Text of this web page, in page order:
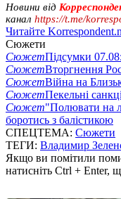
Новини від
канал https://t.me/
Читайте
Сюжети
СюжетПідсумки
СюжетВторгнення
СюжетВійна на
СюжетПекельні
Сюжет"Полювати на
боротись з балістикою
СПЕЦТЕМА: Сюжети
ТЕГИ: Владимир
Якщо ви помітили
натисніть Ctrl + Enter,